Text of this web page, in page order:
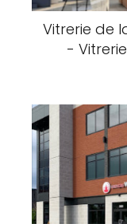
Vitrerie de
-